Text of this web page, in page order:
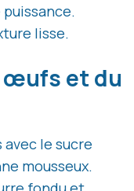
lisse.
œufs et du
le sucre
mousseux.